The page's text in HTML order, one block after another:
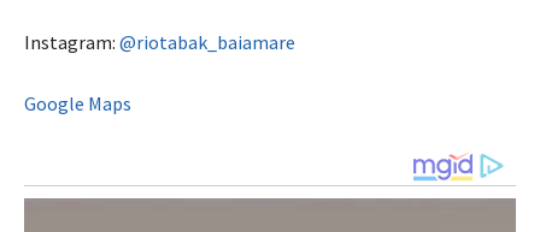
Instagram: @riotabak_baiamare
Google Maps